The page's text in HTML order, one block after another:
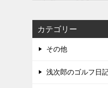
カテゴリー
その他
浅次郎のゴルフ日